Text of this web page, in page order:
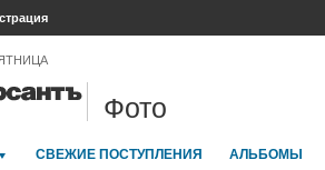
Фото
СВЕЖИЕ ПОСТУПЛЕНИЯ АЛЬБОМЫ